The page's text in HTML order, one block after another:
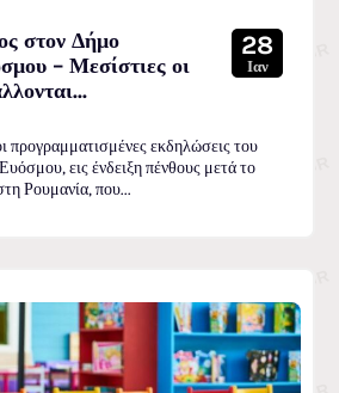
στον Δήμο
– Μεσίστιες οι
28
Ιαν
προγραμματισμένες εκδηλώσεις του
εις ένδειξη πένθους μετά το
Ρουμανία, που...